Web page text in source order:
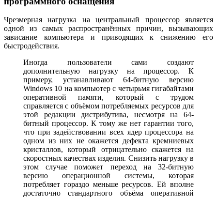
Чрезмерная нагрузка на центральный процессор является
одной из самых распространённых причин, вызывающих
зависание компьютера и приводящих к снижению его
быстродействия.
Иногда пользователи сами создают
дополнительную нагрузку на процессор. К
примеру, устанавливают 64-битную версию
Windows 10 на компьютер с четырьмя гигабайтами
оперативной памяти, который с трудом
справляется с объёмом потребляемых ресурсов для
этой редакции дистрибутива, несмотря на 64-
битный процессор. К тому же нет гарантии того,
что при задействовании всех ядер процессора на
одном из них не окажется дефекта кремниевых
кристаллов, который отрицательно скажется на
скоростных качествах изделия. Снизить нагрузку в
этом случае поможет переход на 32-битную
версию операционной системы, которая
потребляет гораздо меньше ресурсов. Ей вполне
достаточно стандартного объёма оперативной